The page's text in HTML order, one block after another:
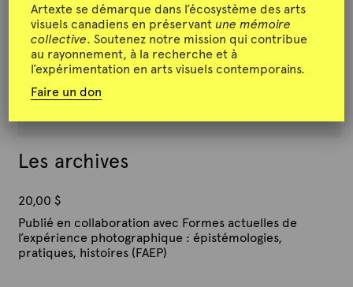
Les archives
20,00 $
Publié en collaboration avec Formes actuelles de
l’expérience photographique : épistémologies,
pratiques, histoires (FAEP)
Artexte se démarque dans l’écosystème des arts
visuels canadiens en préservantune mémoire
collective. Soutenez notre mission qui contribue
au rayonnement, à la recherche et à
l’expérimentation en arts visuels contemporains.
Faire un don